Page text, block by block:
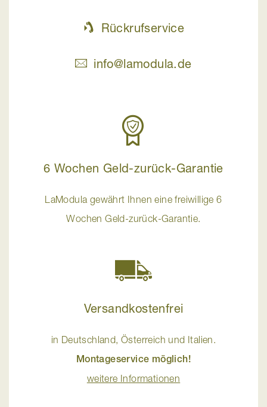
Rückrufservice
info@lamodula.de
6 Wochen Geld-zurück-Garantie
LaModula gewährt Ihnen eine freiwillige 6
Wochen Geld-zurück-Garantie.
Versandkostenfrei
in Deutschland, Österreich und Italien.
Montageservice möglich!
weitere Informationen